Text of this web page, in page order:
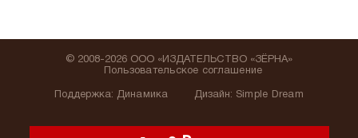
Поддержка: Динамика
© 2008-2026 ООО «ИЗДАТЕЛЬСТВО «ЗЁРНА»
Пользовательское соглашение
Дизайн: Simple Dream